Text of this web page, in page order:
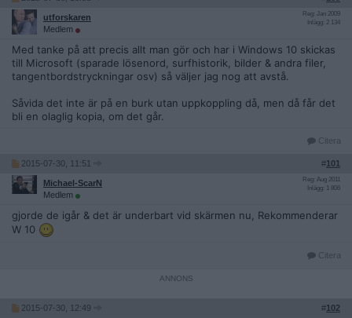
utforskaren
Medlem
Reg: Jan 2009
Inlägg: 2 134
Med tanke på att precis allt man gör och har i Windows 10 skickas
till Microsoft (sparade lösenord, surfhistorik, bilder & andra filer,
tangentbordstryckningar osv) så väljer jag nog att avstå.
Såvida det inte är på en burk utan uppkoppling då, men då får det
bli en olaglig kopia, om det går.
Citera
2015-07-30, 11:51 #101
Michael-ScarN
Medlem
Reg: Aug 2011
Inlägg: 1 806
gjorde de igår & det är underbart vid skärmen nu, Rekommenderar
W 10
Citera
2015-07-30, 12:49 #102